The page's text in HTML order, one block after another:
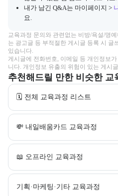
내가 남긴 Q&A는 마이페이지 >
요.
교육과정 문의와 관련없는 비방/욕설/명
는 광고글 등 부적절한 게시글 등록 시 글
있습니다.
게시글에 전화번호, 이메일 등 개인정보
니다. 개인정보 유출의 위험이 있는 게시
추천해드릴 만한 비슷한 교
🗓️ 전체 교육과정 리스트
💸 내일배움카드 교육과정
📖 오프라인 교육과정
기획·마케팅·기타 교육과정